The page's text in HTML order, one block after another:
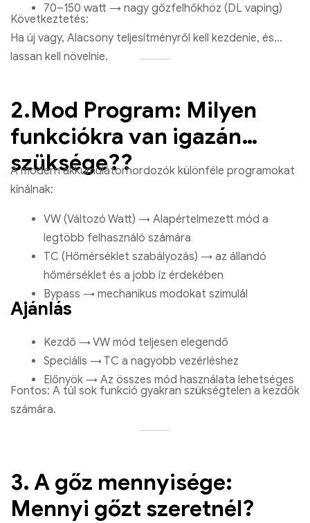
70–150 watt → nagy gőzfelhőkhöz (DL vaping)
Következtetés:
Ha új vagy, Alacsony teljesítményről kell kezdenie, és
lassan kell növelnie.
2.Mod Program: Milyen
funkciókra van igazán
szüksége??
A modern akkumulátorhordozók különféle programokat
kínálnak:
VW (Változó Watt) → Alapértelmezett mód a
legtöbb felhasználó számára
TC (Hőmérséklet szabályozás) → az állandó
hőmérséklet és a jobb íz érdekében
Bypass → mechanikus modokat szimulál
Ajánlás
Kezdő → VW mód teljesen elegendő
Speciális → TC a nagyobb vezérléshez
Előnyök → Az összes mód használata lehetséges
Fontos: A túl sok funkció gyakran szükségtelen a kezdők
számára.
3. A gőz mennyisége:
Mennyi gőzt szeretnél?